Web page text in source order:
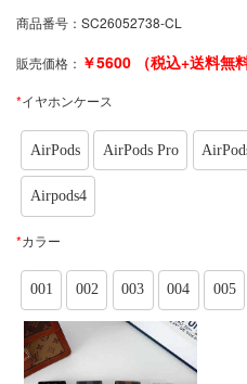
商品番号： SC26052738-CL
販売価格： ￥5600 （税込+送料無
*イヤホンケース
AirPods AirPods Pro
Airpods4
*カラー
001 002 003 004 005